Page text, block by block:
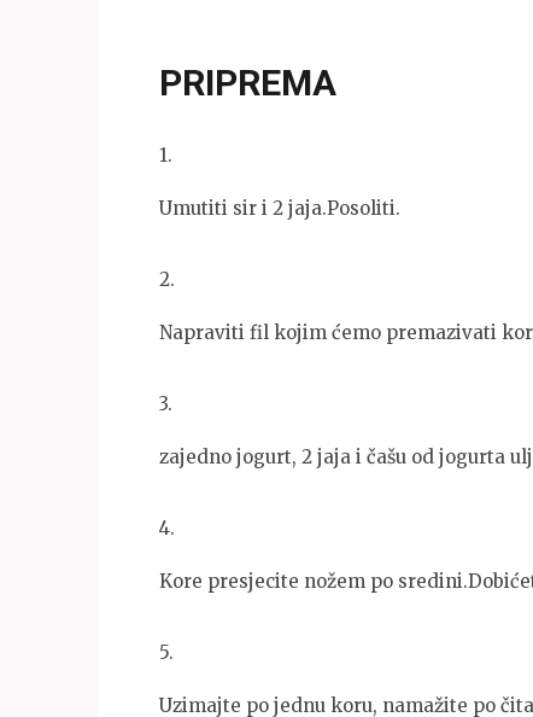
PRIPREMA
1.
Umutiti sir i 2 jaja.Posoliti.
2.
Napraviti fil kojim ćemo premazivati
3.
zajedno jogurt, 2 jaja i čašu od jogurta
4.
Kore presjecite nožem po
5.
Uzimajte po jednu koru, namažite po